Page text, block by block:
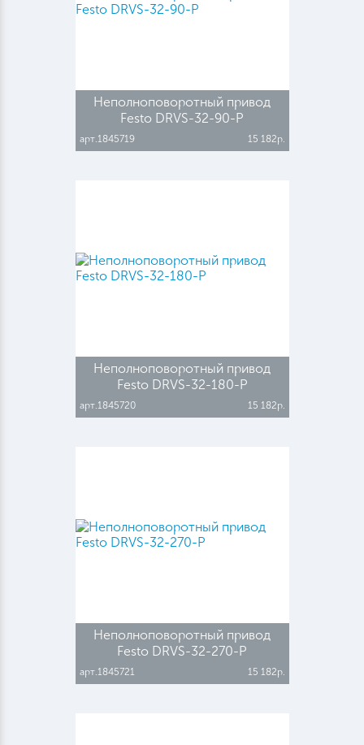
Неполноповоротный привод
Festo DRVS-32-90-P
арт.1845719 15 182р.
Неполноповоротный привод
Festo DRVS-32-180-P
арт.1845720 15 182р.
Неполноповоротный привод
Festo DRVS-32-270-P
арт.1845721 15 182р.